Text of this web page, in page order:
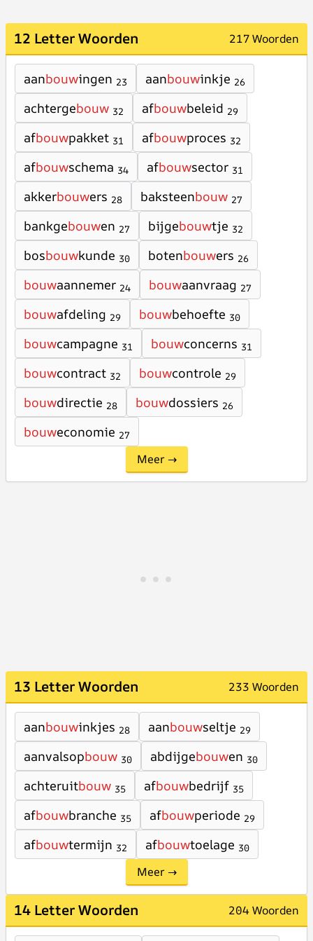
12 Letter Woorden 217 Woorden
aanbouwingen 23 aanbouwinkje 26
achtergebouw 32 afbouwbeleid 29
afbouwpakket 31 afbouwproces 32
afbouwschema 34 afbouwsector 31
akkerbouwers 28 baksteenbouw 27
bankgebouwen 27 bijgebouwtje 32
bosbouwkunde 30 botenbouwers 26
bouwaannemer 24 bouwaanvraag 27
bouwafdeling 29 bouwbehoefte 30
bouwcampagne 31 bouwconcerns 31
bouwcontract 32 bouwcontrole 29
bouwdirectie 28 bouwdossiers 26
bouweconomie 27
Meer →
13 Letter Woorden 233 Woorden
aanbouwinkjes 28 aanbouwseltje 29
aanvalsopbouw 30 abdijgebouwen 30
achteruitbouw 35 afbouwbedrijf 35
afbouwbranche 35 afbouwperiode 29
afbouwtermijn 32 afbouwtoelage 30
Meer →
14 Letter Woorden 204 Woorden